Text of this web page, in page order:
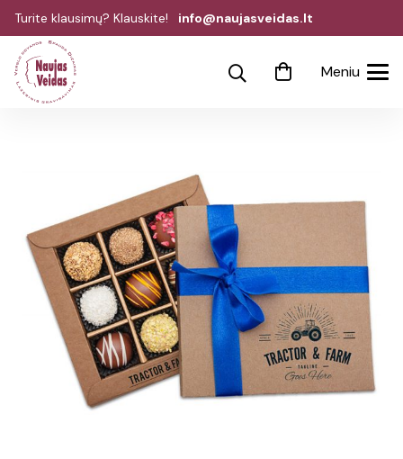
Turite klausimų? Klauskite! info@naujasveidas.lt
Meniu